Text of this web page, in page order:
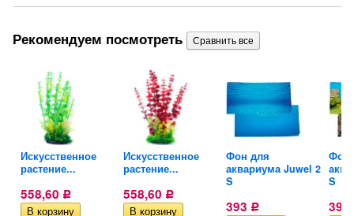
Рекомендуем посмотреть
Искусственное
растение...
558,60 Р
Искусственное
растение...
558,60 Р
Фон для
аквариума Juwel 2
S
393 Р
Фон
S
393